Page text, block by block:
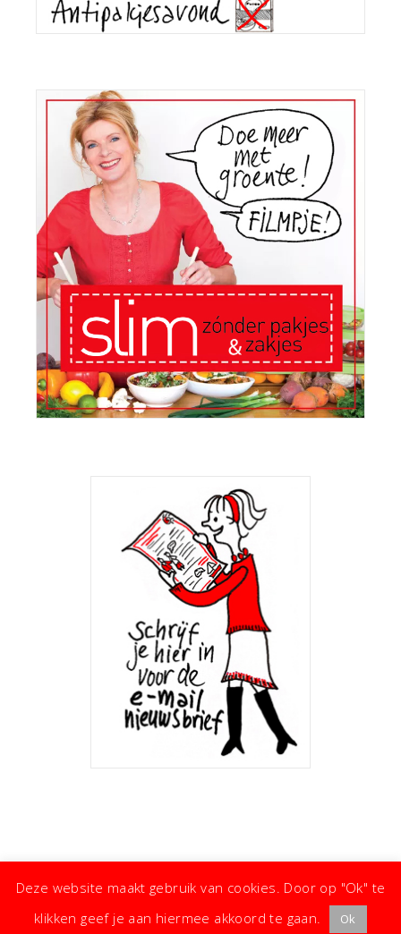
Deze website maakt gebruik van cookies. Door op "Ok" te
klikken geef je aan hiermee akkoord te gaan.
Ok